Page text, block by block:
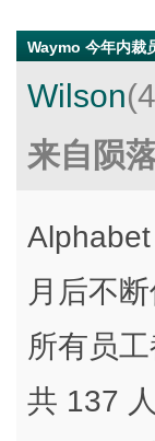
Waymo 今年内裁
Wilson
来自陨
月后不
所有员
共 137